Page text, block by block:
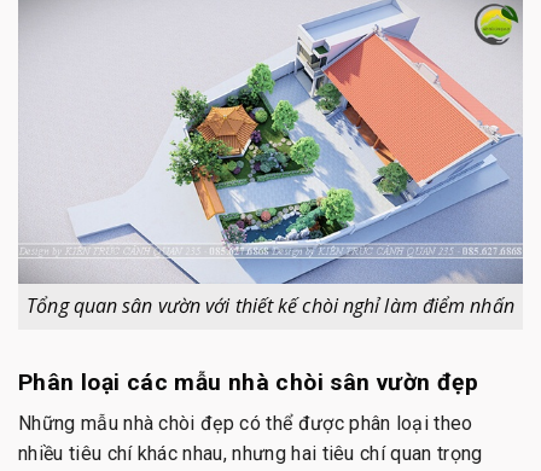
Tổng quan sân vườn với thiết kế chòi nghỉ làm điểm nhấn
Phân loại các mẫu nhà chòi sân vườn đẹp
Những mẫu nhà chòi đẹp có thể được phân loại theo
nhiều tiêu chí khác nhau, nhưng hai tiêu chí quan trọng